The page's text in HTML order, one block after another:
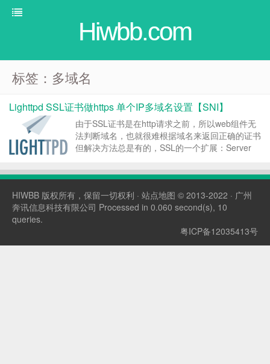
Hiwbb.com
标签：多域名
Lighttpd SSL证书做https 单个IP多域名设置【SNI】
由于SSL证书是在http请求之前，所以web组件无
法判断域名，也就很难根据域名来返回正确的证书
但解决方法总是有的，SSL的一个扩展：Server
送域名给服务器，从而解决问题。 坏处是并不是
Chrome、安卓的UC和chrome都可以正常使用。
我等穷...
HIWBB 版权所有，保留一切权利 · 站点地图 © 2013-2022 · 广州
奔讯信息科技有限公司 Processed in 0.060 second(s), 10
queries.
粤ICP备12035413号